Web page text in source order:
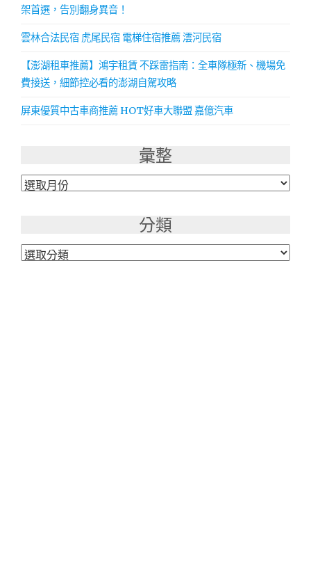
架首選，告別翻身異音！
雲林合法民宿 虎尾民宿 電梯住宿推薦 澐河民宿
【澎湖租車推薦】鴻宇租賃 不踩雷指南：全車隊極新、機場免
費接送，細節控必看的澎湖自駕攻略
屏東優質中古車商推薦 HOT好車大聯盟 嘉億汽車
彙整
彙
分類
分